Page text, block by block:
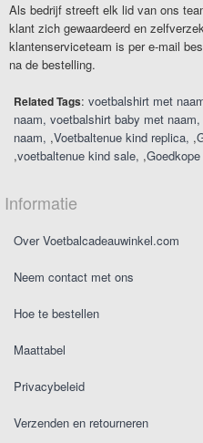
Als bedrijf streeft elk lid van ons
klant zich gewaardeerd en
klantenserviceteam is per e-mail
na de bestelling.
Related Tags: voetbalshirt met
naam voetbalshirt baby met naam
naam ,Voetbaltenue kind replica ,
,voetbaltenue kind sale ,
Informatie
Over Voetbalcadeauwinkel.com
Neem contact met ons
Hoe te bestellen
Maattabel
Privacybeleid
Verzenden en retourneren